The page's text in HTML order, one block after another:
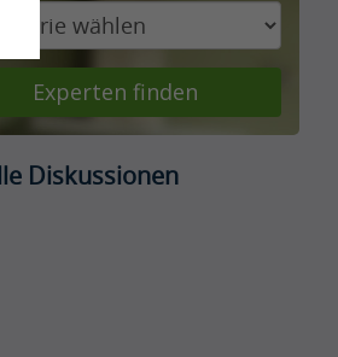
Experten finden
Diskussionen